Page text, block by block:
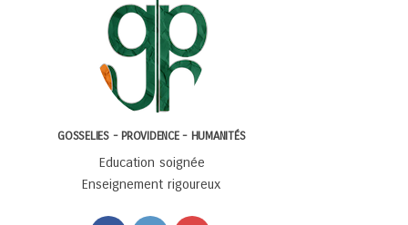
GOSSELIES - PROVIDENCE - HUMANITÉS
Education soignée
Enseignement rigoureux